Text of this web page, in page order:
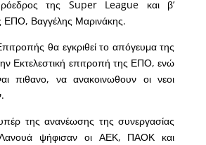
της Super League και β’
ΕΠΟ, Βαγγέλης Μαρινάκης.
θα εγκριθεί το απόγευμα της
Εκτελεστική επιτροπή της ΕΠΟ, ενώ
πιθανο, να ανακοινωθουν οι νεοι
της ανανέωσης της συνεργασίας
ψήφισαν οι ΑΕΚ, ΠΑΟΚ και